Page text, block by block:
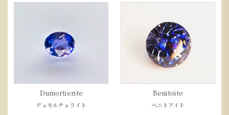
Dumortierite
デュモルチェライト
Benitoite
ベニトアイト